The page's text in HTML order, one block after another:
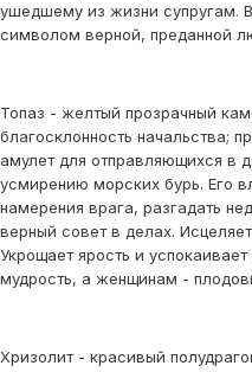
ушедшему из жизни супругам.
символом верной, преданной
Топаз - желтый прозрачный
благосклонность начальства;
амулет для отправляющихся в
усмирению морских бурь. Его
намерения врага, разгадать
верный совет в делах.
Укрощает ярость и
мудрость, а женщинам -
Хризолит - красивый